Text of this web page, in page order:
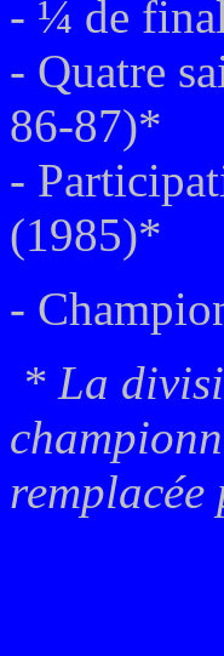
- ¼ de
- Quatre
86-87)*
-
(1985)*
-
* La